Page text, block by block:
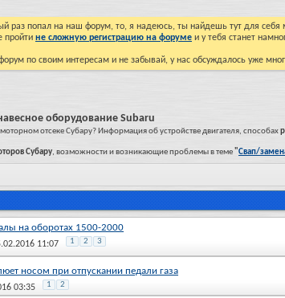
раз попал на наш форум, то, я надеюсь, ты найдешь тут для
пройти не сложную регистрацию на форуме и у тебя станет
по своим интересам и не забывай, у нас обсуждалось уже
оборудование Subaru
отсеке Субару? Информация об устройстве двигателя, способах
Субару, возможности и возникающие проблемы в теме"Свап/
на оборотах 1500-2000
11:07 1 2 3
носом при отпускании педали газа
03:35 1 2